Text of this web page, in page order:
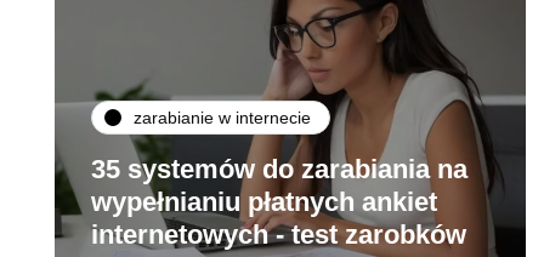
zarabianie w internecie
35 systemów do zarabiania na
wypełnianiu płatnych ankiet
internetowych - test zarobków